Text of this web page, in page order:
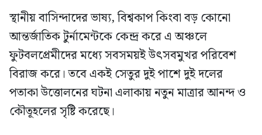
স্থানীয় বাসিন্দাদের ভাষ্য, বিশ্বকাপ কিংবা বড় কোনো
আন্তর্জাতিক টুর্নামেন্টকে কেন্দ্র করে এ অঞ্চলে
ফুটবলপ্রেমীদের মধ্যে সবসময়ই উৎসবমুখর পরিবেশ
বিরাজ করে। তবে একই সেতুর দুই পাশে দুই দলের
পতাকা উত্তোলনের ঘটনা এলাকায় নতুন মাত্রার আনন্দ ও
কৌতূহলের সৃষ্টি করেছে।